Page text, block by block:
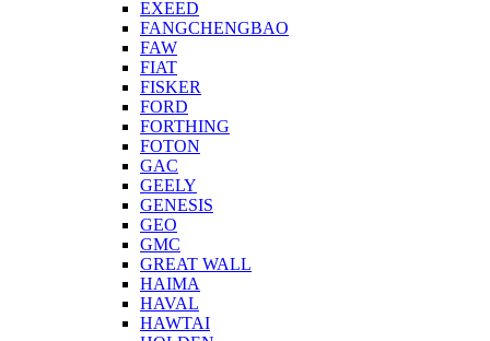
EXEED
FANGCHENGBAO
FAW
FIAT
FISKER
FORD
FORTHING
FOTON
GAC
GEELY
GENESIS
GEO
GMC
GREAT WALL
HAIMA
HAVAL
HAWTAI